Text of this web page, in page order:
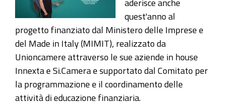
aderisce anche
quest'anno al
progetto finanziato dal Ministero delle Imprese e
del Made in Italy (MIMIT), realizzato da
Unioncamere attraverso le sue aziende in house
Innexta e Si.Camera e supportato dal Comitato per
la programmazione e il coordinamento delle
attività di educazione finanziaria.